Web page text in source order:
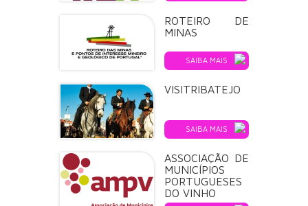
ROTEIRO DE
MINAS
SAIBA MAIS
VISITRIBATEJO
SAIBA MAIS
ASSOCIAÇÃO DE
MUNICÍPIOS
PORTUGUESES
DO VINHO